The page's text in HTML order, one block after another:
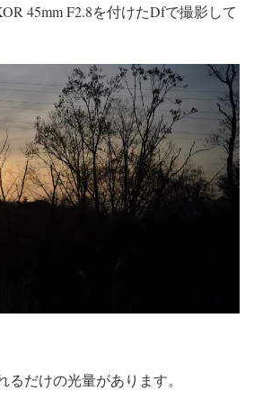
45mm F2.8を付けたDfで撮影して
るだけの光量があります。